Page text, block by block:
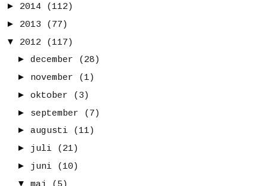
► 2014
(112)
► 2013
(77)
▼
2012
(117)
► december
(28)
► november
(1)
► oktober
(3)
► september
(7)
► augusti
(11)
► juli
(21)
► juni
(10)
▼